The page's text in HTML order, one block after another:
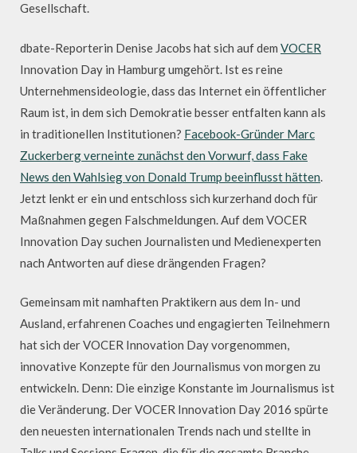
Gesellschaft.
dbate-Reporterin Denise Jacobs hat sich auf dem VOCER
Innovation Day in Hamburg umgehört. Ist es reine
Unternehmensideologie, dass das Internet ein öffentlicher
Raum ist, in dem sich Demokratie besser entfalten kann als
in traditionellen Institutionen? Facebook-Gründer Marc
Zuckerberg verneinte zunächst den Vorwurf, dass Fake
News den Wahlsieg von Donald Trump beeinflusst hätten
Jetzt lenkt er ein und entschloss sich kurzerhand doch für
Maßnahmen gegen Falschmeldungen. Auf dem VOCER
Innovation Day suchen Journalisten und Medienexperten
nach Antworten auf diese drängenden Fragen?
Gemeinsam mit namhaften Praktikern aus dem In- und
Ausland, erfahrenen Coaches und engagierten Teilnehmern
hat sich der VOCER Innovation Day vorgenommen,
innovative Konzepte für den Journalismus von morgen zu
entwickeln. Denn: Die einzige Konstante im Journalismus ist
die Veränderung. Der VOCER Innovation Day 2016 spürte
den neuesten internationalen Trends nach und stellte in